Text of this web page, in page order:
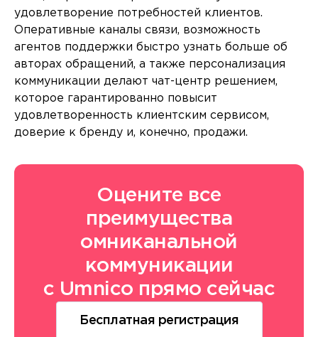
удовлетворение потребностей клиентов.
Оперативные каналы связи, возможность
агентов поддержки быстро узнать больше об
авторах обращений, а также персонализация
коммуникации делают чат-центр решением,
которое гарантированно повысит
удовлетворенность клиентским сервисом,
доверие к бренду и, конечно, продажи.
Оцените все
преимущества
омниканальной
коммуникации
с Umnico прямо сейчас
Бесплатная регистрация